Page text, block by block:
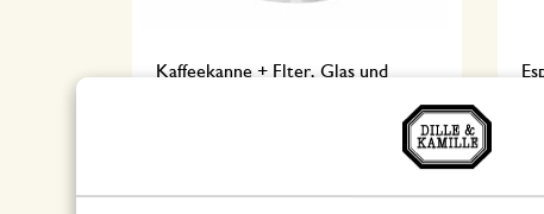
Kaffeekanne + Flter, Glas und